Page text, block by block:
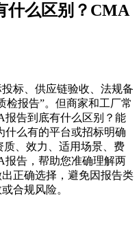
什么区别？CMA
标、供应链验收、法规备
检报告”。但商家和工厂常
报告到底有什么区别？能
什么有的平台或招标明确
质、效力、适用场景、费
报告，帮助您准确理解两
正确选择，避免因报告类
合规风险。